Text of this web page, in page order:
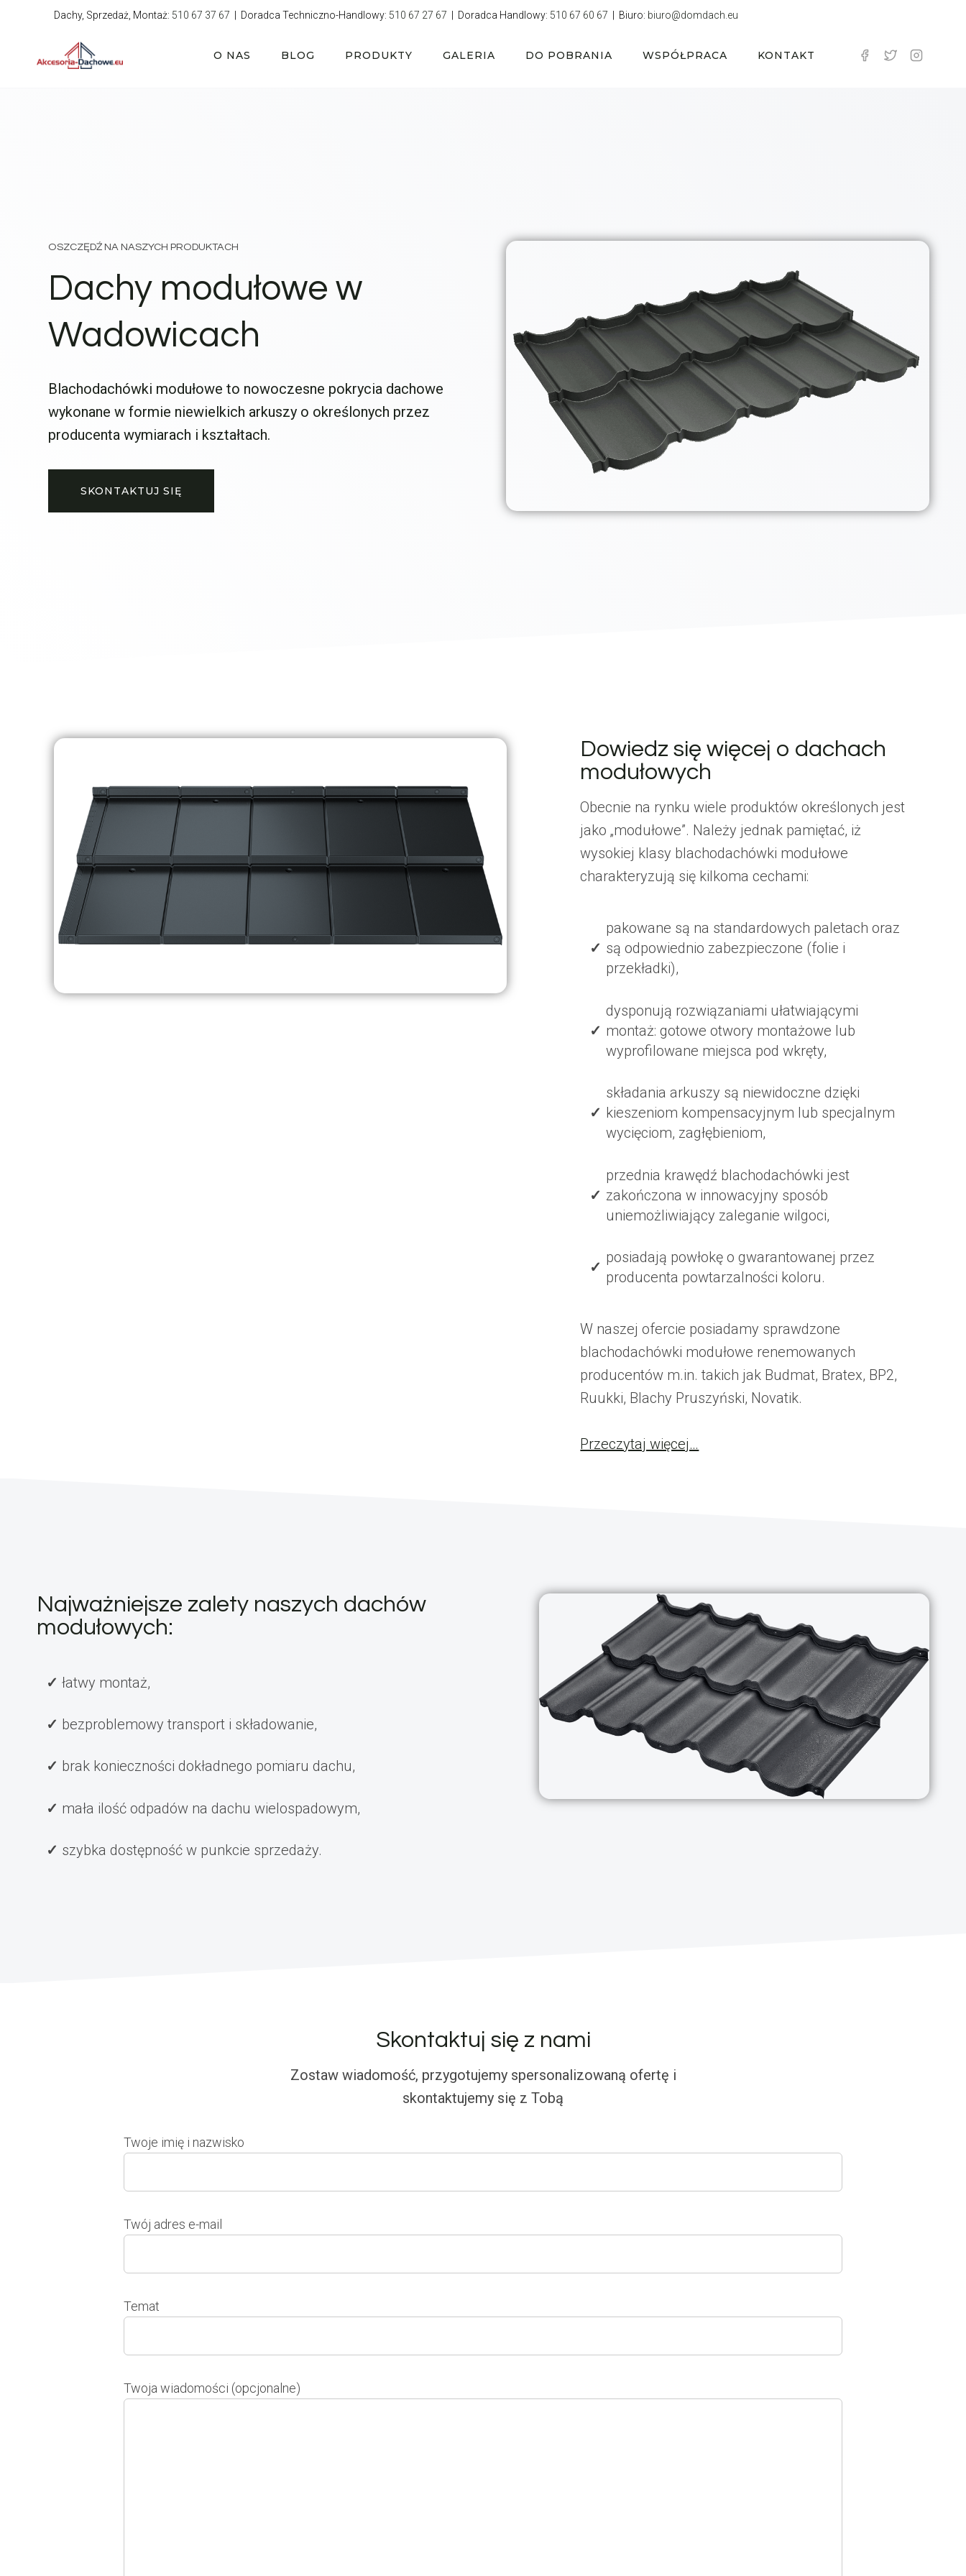
Dachy, Sprzedaż, Montaż: 510 67 37 67 | Doradca Techniczno-Handlowy: 510 67 27 67 | Doradca Handlowy: 510 67 60 67 | Biuro: biuro@domdach.eu
O NAS BLOG PRODUKTY GALERIA DO POBRANIA WSPÓŁPRACA KONTAKT
OSZCZĘDŹ NA NASZYCH PRODUKTACH
Dachy modułowe w
Wadowicach
Blachodachówki modułowe to nowoczesne pokrycia dachowe
wykonane w formie niewielkich arkuszy o określonych przez
producenta wymiarach i kształtach.
SKONTAKTUJ SIĘ
Dowiedz się więcej o dachach
modułowych
Obecnie na rynku wiele produktów określonych jest
jako „modułowe”. Należy jednak pamiętać, iż
wysokiej klasy blachodachówki modułowe
charakteryzują się kilkoma cechami:
pakowane są na standardowych paletach oraz
są odpowiednio zabezpieczone (folie i
przekładki),
dysponują rozwiązaniami ułatwiającymi
montaż: gotowe otwory montażowe lub
wyprofilowane miejsca pod wkręty,
składania arkuszy są niewidoczne dzięki
kieszeniom kompensacyjnym lub specjalnym
wycięciom, zagłębieniom,
przednia krawędź blachodachówki jest
zakończona w innowacyjny sposób
uniemożliwiający zaleganie wilgoci,
posiadają powłokę o gwarantowanej przez
producenta powtarzalności koloru.
W naszej ofercie posiadamy sprawdzone
blachodachówki modułowe renemowanych
producentów m.in. takich jak Budmat, Bratex, BP2,
Ruukki, Blachy Pruszyński, Novatik.
Przeczytaj więcej…
Najważniejsze zalety naszych dachów
modułowych:
łatwy montaż,
bezproblemowy transport i składowanie,
brak konieczności dokładnego pomiaru dachu,
mała ilość odpadów na dachu wielospadowym,
szybka dostępność w punkcie sprzedaży.
Skontaktuj się z nami
Zostaw wiadomość, przygotujemy spersonalizowaną ofertę i
skontaktujemy się z Tobą
Twoje imię i nazwisko
Twój adres e-mail
Temat
Twoja wiadomości (opcjonalne)